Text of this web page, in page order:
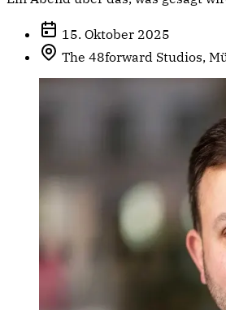
15. Oktober 2025
The 48forward Studios,